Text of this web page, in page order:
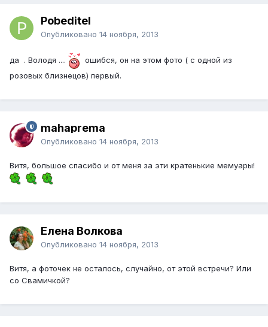
Pobeditel
Опубликовано 14 ноября, 2013
да . Володя ....
ошибся, он на этом фото ( с одной из
розовых близнецов) первый.
mahaprema
Опубликовано 14 ноября, 2013
Витя, большое спасибо и от меня за эти кратенькие мемуары!
Елена Волкова
Опубликовано 14 ноября, 2013
Витя, а фоточек не осталось, случайно, от этой встречи? Или
со Свамичкой?